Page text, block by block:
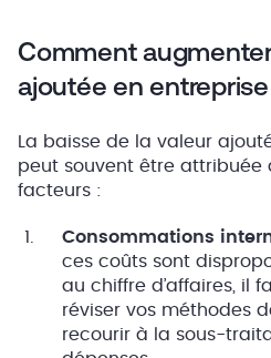
Comment
ajoutée en
La baisse de la valeur
peut souvent être attribuée
facteurs :
Consommations
ces coûts sont
au chiffre d’affaires, il
réviser vos méthodes
recourir à la sous-